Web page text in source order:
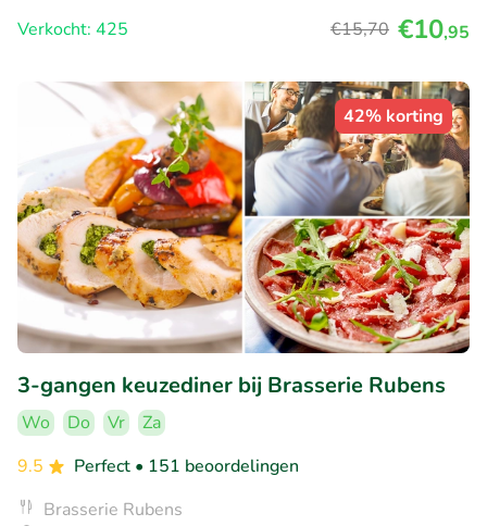
Verkocht: 425
€15,70 €10,95
42% korting
3-gangen keuzediner bij Brasserie Rubens
Wo Do Vr
Za
9.5
Perfect • 151 beoordelingen
Brasserie Rubens